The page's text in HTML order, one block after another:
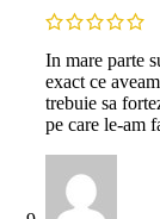
In mare parte
exact ce
trebuie sa
pe care le-am